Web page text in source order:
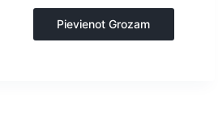
Pievienot Grozam